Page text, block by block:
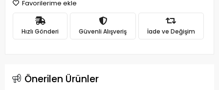
Favorilerime ekle
Hızlı Gönderi Güvenli Alışveriş İade ve Değişim
Önerilen Ürünler